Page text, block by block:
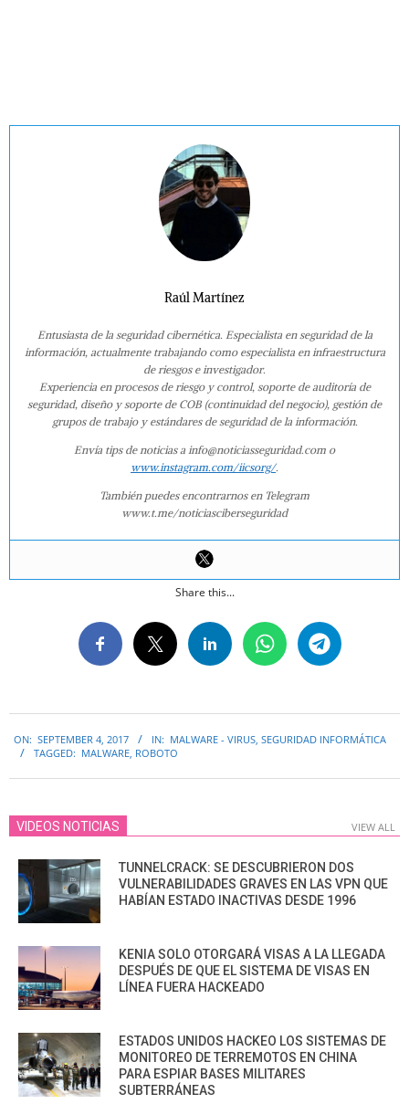
Raúl Martínez
Entusiasta de la seguridad cibernética. Especialista en seguridad de la
información, actualmente trabajando como especialista en infraestructura
de riesgos e investigador.
Experiencia en procesos de riesgo y control, soporte de auditoría de
seguridad, diseño y soporte de COB (continuidad del negocio), gestión de
grupos de trabajo y estándares de seguridad de la información.
Envía tips de noticias a info@noticiasseguridad.com o
www.instagram.com/iicsorg/.
También puedes encontrarnos en Telegram
www.t.me/noticiasciberseguridad
Share this...
09-
ON: SEPTEMBER 4, 2017 IN: MALWARE - VIRUS, SEGURIDAD INFORMÁTICA
TAGGED: MALWARE, ROBOTO
VIDEOS NOTICIAS VIEW ALL
TUNNELCRACK: SE DESCUBRIERON DOS
VULNERABILIDADES GRAVES EN LAS VPN QUE
HABÍAN ESTADO INACTIVAS DESDE 1996
KENIA SOLO OTORGARÁ VISAS A LA LLEGADA
DESPUÉS DE QUE EL SISTEMA DE VISAS EN
LÍNEA FUERA HACKEADO
ESTADOS UNIDOS HACKEO LOS SISTEMAS DE
MONITOREO DE TERREMOTOS EN CHINA
PARA ESPIAR BASES MILITARES
SUBTERRÁNEAS